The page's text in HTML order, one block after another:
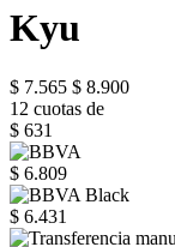
Kyu
$ 7.565 $ 8.900
12 cuotas de
$ 631
$ 6.809
$ 6.431